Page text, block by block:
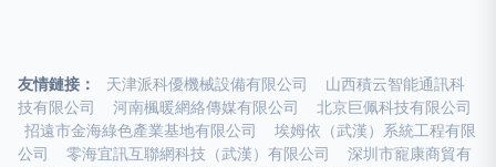
友情鏈接： 天津派科優機械設備有限公司
山西積云智能通訊科
技有限公司
河南楓暖網絡傳媒有限公司
北京巨佩科技有限公司
招遠市金海綠色產業基地有限公司
埃姆依（武漢）系統工程有限
公司
零海宜訊互聯網科技（武漢）有限公司
深圳市寵康商貿有